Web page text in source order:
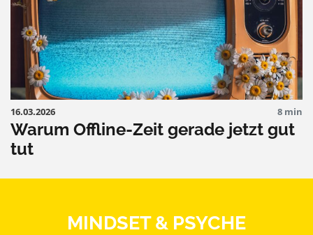
16.03.2026 8 min
Warum Offline-Zeit gerade jetzt gut
tut
MINDSET & PSYCHE